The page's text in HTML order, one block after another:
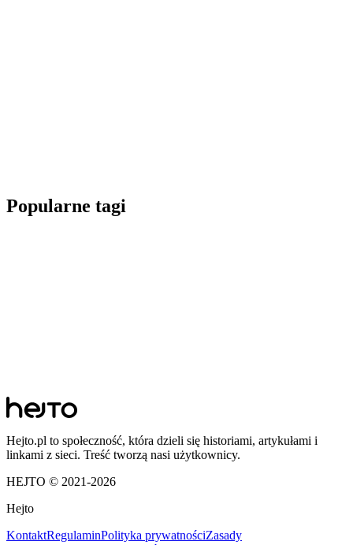
Popularne tagi
Hejto.pl to społeczność, która dzieli się historiami, artykułami i
linkami z sieci. Treść tworzą nasi użytkownicy.
HEJTO © 2021-2026
Hejto
KontaktRegulaminPolityka prywatnościZasady